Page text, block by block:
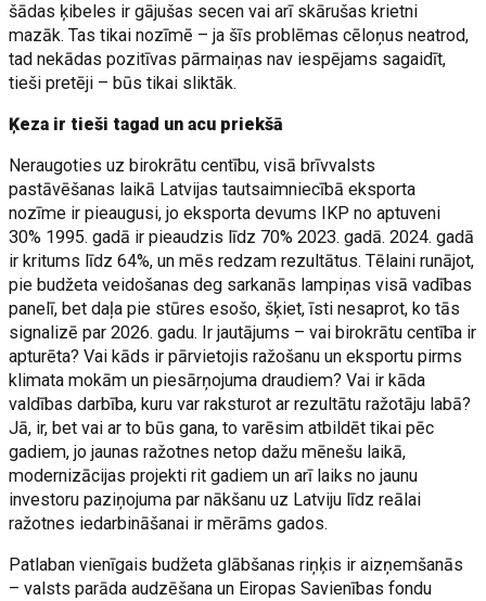
šādas ķibeles ir gājušas secen vai arī skārušas krietni
mazāk. Tas tikai nozīmē – ja šīs problēmas cēloņus neatrod,
tad nekādas pozitīvas pārmaiņas nav iespējams sagaidīt,
tieši pretēji – būs tikai sliktāk.
Ķeza ir tieši tagad un acu priekšā
Neraugoties uz birokrātu centību, visā brīvvalsts
pastāvēšanas laikā Latvijas tautsaimniecībā eksporta
nozīme ir pieaugusi, jo eksporta devums IKP no aptuveni
30% 1995. gadā ir pieaudzis līdz 70% 2023. gadā. 2024. gadā
ir kritums līdz 64%, un mēs redzam rezultātus. Tēlaini runājot,
pie budžeta veidošanas deg sarkanās lampiņas visā vadības
panelī, bet daļa pie stūres esošo, šķiet, īsti nesaprot, ko tās
signalizē par 2026. gadu. Ir jautājums – vai birokrātu centība ir
apturēta? Vai kāds ir pārvietojis ražošanu un eksportu pirms
klimata mokām un piesārņojuma draudiem? Vai ir kāda
valdības darbība, kuru var raksturot ar rezultātu ražotāju labā?
Jā, ir, bet vai ar to būs gana, to varēsim atbildēt tikai pēc
gadiem, jo jaunas ražotnes netop dažu mēnešu laikā,
modernizācijas projekti rit gadiem un arī laiks no jaunu
investoru paziņojuma par nākšanu uz Latviju līdz reālai
ražotnes iedarbināšanai ir mērāms gados.
Patlaban vienīgais budžeta glābšanas riņķis ir aizņemšanās
– valsts parāda audzēšana un Eiropas Savienības fondu